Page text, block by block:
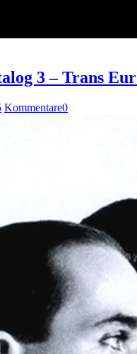
3 – Trans
Kommentare0